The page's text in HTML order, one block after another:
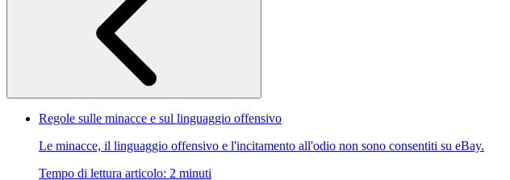
Regole sulle minacce e sul linguaggio offensivo
Le minacce, il linguaggio offensivo e l'incitamento all'odio non sono consentiti su eBay.
Tempo di lettura articolo: 2 minuti